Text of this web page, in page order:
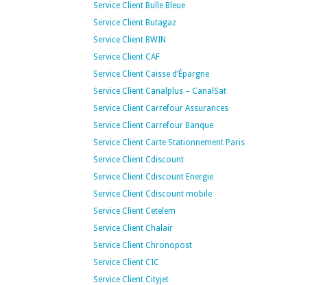
Service Client Bulle Bleue
Service Client Butagaz
Service Client BWIN
Service Client CAF
Service Client Caisse d’Épargne
Service Client Canalplus – CanalSat
Service Client Carrefour Assurances
Service Client Carrefour Banque
Service Client Carte Stationnement Paris
Service Client Cdiscount
Service Client Cdiscount Energie
Service Client Cdiscount mobile
Service Client Cetelem
Service Client Chalair
Service Client Chronopost
Service Client CIC
Service Client Cityjet